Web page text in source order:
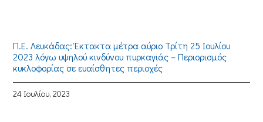
Π.Ε. Λευκάδας: Έκτακτα μέτρα αύριο Τρίτη 25 Ιουλίου
2023 λόγω υψηλού κινδύνου πυρκαγιάς – Περιορισμός
κυκλοφορίας σε ευαίσθητες περιοχές
24 Ιουλίου, 2023